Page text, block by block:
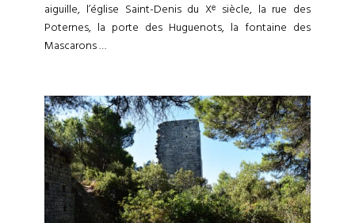
aiguille, l’église Saint-Denis du Xᵉ siècle, la rue des
Poternes, la porte des Huguenots, la fontaine des
Mascarons …